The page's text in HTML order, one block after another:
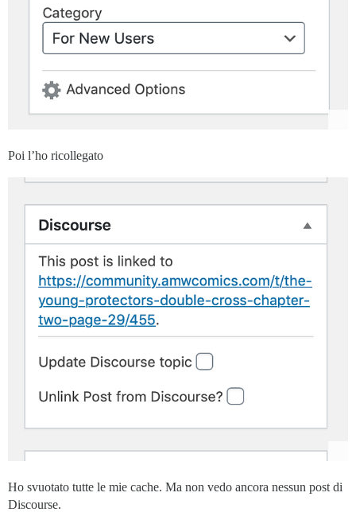
Poi l’ho ricollegato
Ho svuotato tutte le mie cache. Ma non vedo ancora nessun post di
Discourse.